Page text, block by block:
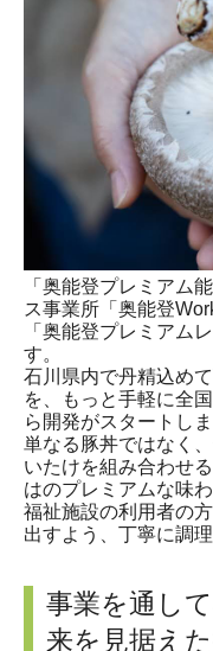
「奥能登プレミアム
ス事業所「奥能登
「奥能登プレミアム
す。
石川県内で丹精込め
を、もっと手軽に全
ら開発がスタートしま
単なる豚丼ではなく
いたけを組み合わせ
はのプレミアムな味わ
福祉施設の利用者の
出すよう、丁寧に調
事業を通し
来を見据え